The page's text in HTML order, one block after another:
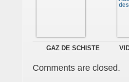
GAZ DE SCHISTE
Comments are closed.